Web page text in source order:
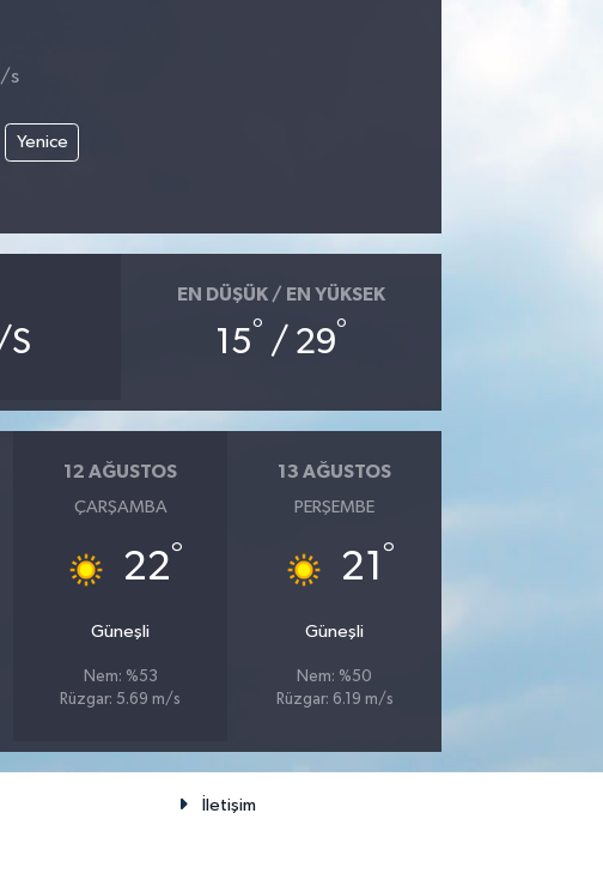
s
Yenice
S
EN DÜŞÜK / EN YÜKSEK
15° / 29°
12 AĞUSTOS
ÇARŞAMBA
22°
Güneşli
Nem: %53
Rüzgar: 5.69 m/s
13 AĞUSTOS
PERŞEMBE
21 °
Güneşli
Nem: %50
Rüzgar: 6.19 m/s
İletişim